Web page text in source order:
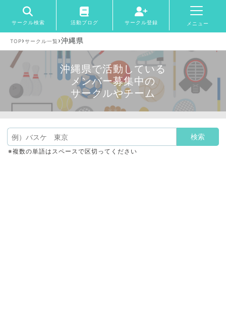
サークル検索 活動ブログ サークル登録 メニュー
TOP›サークル一覧 ›沖縄県
沖縄県で活動している
メンバー募集中の
サークルやチーム
※複数の単語はスペースで区切ってください